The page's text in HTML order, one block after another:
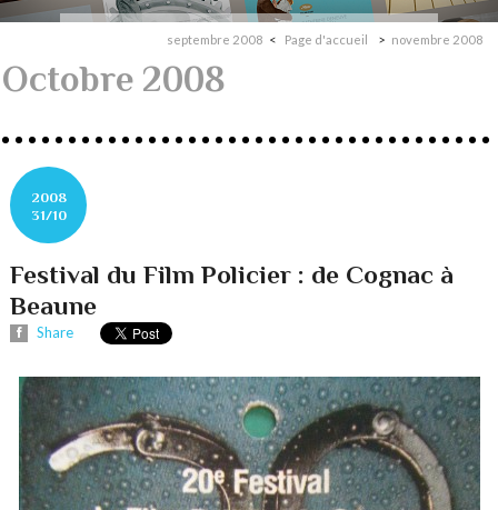
septembre 2008 Page d'accueil novembre 2008
Octobre 2008
2008
31/10
Festival du Film Policier : de Cognac à
Beaune
Share